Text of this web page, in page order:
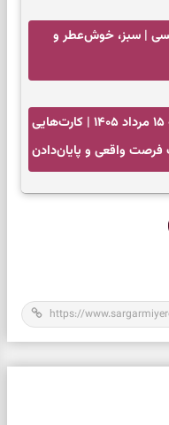
| سبز، خوش‌عطر و
فال تاروت امروز پنجشنبه ۱۵ مرداد ۱۴۰۵ | کارت‌هایی
واقعی و پایان‌دادن